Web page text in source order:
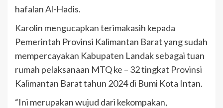
hafalan Al-Hadis.
Karolin mengucapkan terimakasih kepada
Pemerintah Provinsi Kalimantan Barat yang sudah
mempercayakan Kabupaten Landak sebagai tuan
rumah pelaksanaan MTQ ke – 32 tingkat Provinsi
Kalimantan Barat tahun 2024 di Bumi Kota Intan.
“Ini merupakan wujud dari kekompakan,